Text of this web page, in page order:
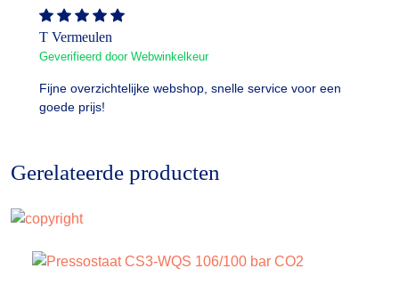
T Vermeulen
Geverifieerd door Webwinkelkeur
Fijne overzichtelijke webshop, snelle service voor een
goede prijs!
Gerelateerde producten